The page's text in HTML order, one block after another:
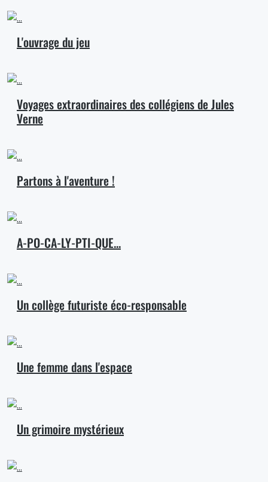
L'ouvrage du jeu
Voyages extraordinaires des collégiens de Jules
Verne
Partons à l'aventure !
A-PO-CA-LY-PTI-QUE...
Un collège futuriste éco-responsable
Une femme dans l'espace
Un grimoire mystérieux